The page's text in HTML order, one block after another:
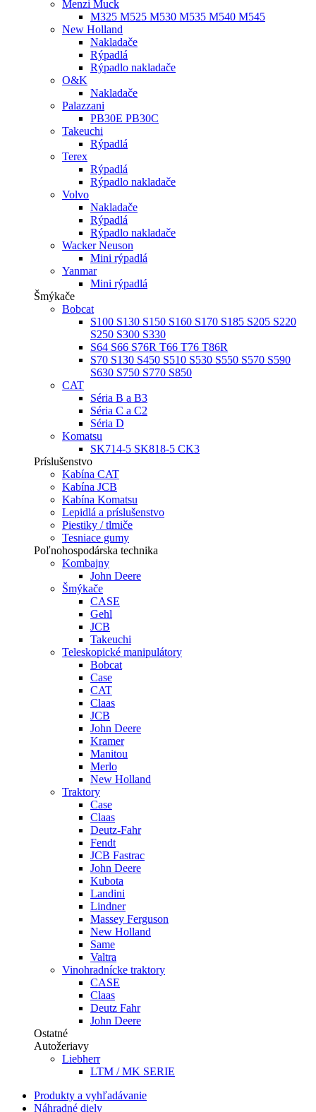
Menzi Muck
M325 M525 M530 M535 M540 M545
New Holland
Nakladače
Rýpadlá
Rýpadlo nakladače
O&K
Nakladače
Palazzani
PB30E PB30C
Takeuchi
Rýpadlá
Terex
Rýpadlá
Rýpadlo nakladače
Volvo
Nakladače
Rýpadlá
Rýpadlo nakladače
Wacker Neuson
Mini rýpadlá
Yanmar
Mini rýpadlá
Šmýkače
Bobcat
S100 S130 S150 S160 S170 S185 S205 S220
S250 S300 S330
S64 S66 S76R T66 T76 T86R
S70 S130 S450 S510 S530 S550 S570 S590
S630 S750 S770 S850
CAT
Séria B a B3
Séria C a C2
Séria D
Komatsu
SK714-5 SK818-5 CK3
Príslušenstvo
Kabína CAT
Kabína JCB
Kabína Komatsu
Lepidlá a príslušenstvo
Piestiky / tlmiče
Tesniace gumy
Poľnohospodárska technika
Kombajny
John Deere
Šmýkače
CASE
Gehl
JCB
Takeuchi
Teleskopické manipulátory
Bobcat
Case
CAT
Claas
JCB
John Deere
Kramer
Manitou
Merlo
New Holland
Traktory
Case
Claas
Deutz-Fahr
Fendt
JCB Fastrac
John Deere
Kubota
Landini
Lindner
Massey Ferguson
New Holland
Same
Valtra
Vinohradnícke traktory
CASE
Claas
Deutz Fahr
John Deere
Ostatné
Autožeriavy
Liebherr
LTM / MK SERIE
Produkty a vyhľadávanie
Náhradné diely